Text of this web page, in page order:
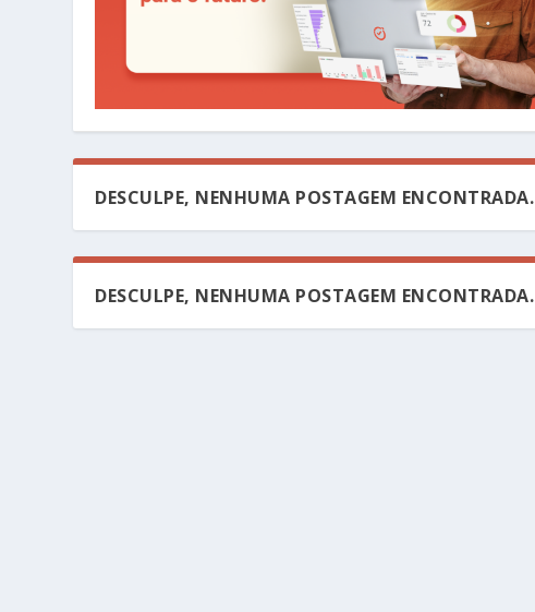
DESCULPE, NENHUMA POSTAGEM ENCONTRADA.
DESCULPE, NENHUMA POSTAGEM ENCONTRADA.